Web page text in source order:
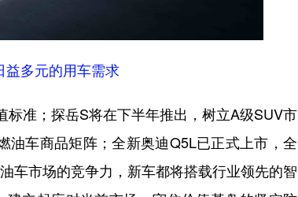
益多元的用车需求
标准；探岳S将在下半年推出，树立A级SUV市
油车商品矩阵；全新奥迪Q5L已正式上市，全
车市场的竞争力，新车都将搭载行业领先的智